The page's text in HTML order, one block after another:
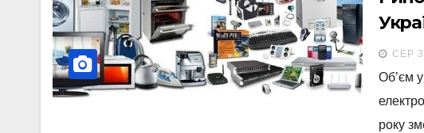
– СЕР
Об’єм
року